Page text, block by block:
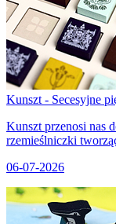
Kunszt - Secesyjne
Kunszt przenosi nas
rzemieślniczki
06-07-2026